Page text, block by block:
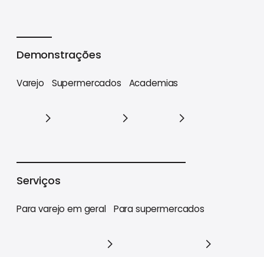
Demonstrações
Varejo Supermercados Academias
Serviços
Para varejo em geral Para supermercados